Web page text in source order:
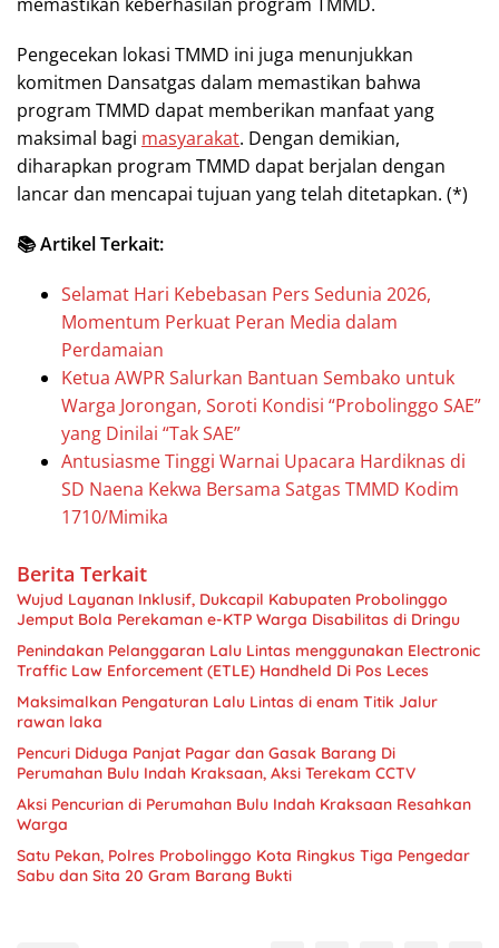
Pengecekan lokasi TMMD ini juga menunjukkan
komitmen Dansatgas dalam memastikan bahwa
program TMMD dapat memberikan manfaat yang
maksimal bagi masyarakat. Dengan demikian,
diharapkan program TMMD dapat berjalan dengan
lancar dan mencapai tujuan yang telah ditetapkan. (*)
📚 Artikel Terkait:
Selamat Hari Kebebasan Pers Sedunia 2026,
Momentum Perkuat Peran Media dalam
Perdamaian
Ketua AWPR Salurkan Bantuan Sembako untuk
Warga Jorongan, Soroti Kondisi “Probolinggo SAE”
yang Dinilai “Tak SAE”
Antusiasme Tinggi Warnai Upacara Hardiknas di
SD Naena Kekwa Bersama Satgas TMMD Kodim
1710/Mimika
Berita Terkait
Wujud Layanan Inklusif, Dukcapil Kabupaten Probolinggo
Jemput Bola Perekaman e-KTP Warga Disabilitas di Dringu
Penindakan Pelanggaran Lalu Lintas menggunakan Electronic
Traffic Law Enforcement (ETLE) Handheld Di Pos Leces
Maksimalkan Pengaturan Lalu Lintas di enam Titik Jalur
rawan laka
Pencuri Diduga Panjat Pagar dan Gasak Barang Di
Perumahan Bulu Indah Kraksaan, Aksi Terekam CCTV
Aksi Pencurian di Perumahan Bulu Indah Kraksaan Resahkan
Warga
Satu Pekan, Polres Probolinggo Kota Ringkus Tiga Pengedar
Sabu dan Sita 20 Gram Barang Bukti